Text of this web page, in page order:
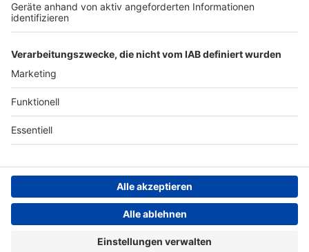
Stiftung ANTENNE BAYERN
hilft
Teilnahmebedingungen
Grounding Page ANTENNE
BAYERN
Datenschutz­erklärung
einstellungen
Persönliche Datenkontrolle
ANTENNE BAYERN Live